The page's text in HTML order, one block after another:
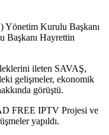
Kurulu Başkanı
Hayrettin
ileten SAVAŞ,
gelişmeler, ekonomik
görüştü.
FREE IPTV Projesi ve
yapıldı.